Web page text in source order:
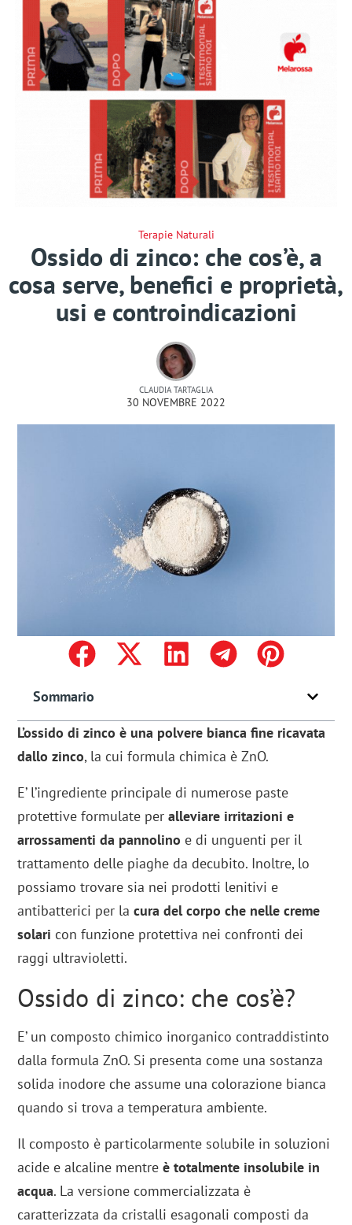
Terapie Naturali
Ossido di zinco: che cos’è, a
cosa serve, benefici e proprietà,
usi e controindicazioni
CLAUDIA TARTAGLIA
30 NOVEMBRE 2022
Sommario
L’ossido di zinco è una polvere bianca fine ricavata
dallo zinco, la cui formula chimica è ZnO.
E’ l’ingrediente principale di numerose paste
protettive formulate per alleviare irritazioni e
arrossamenti da pannolino e di unguenti per il
trattamento delle piaghe da decubito. Inoltre, lo
possiamo trovare sia nei prodotti lenitivi e
antibatterici per lacura del corpo che nelle creme
solari con funzione protettiva nei confronti dei
raggi ultravioletti.
Ossido di zinco: che cos’è?
E’ un composto chimico inorganico contraddistinto
dalla formula ZnO. Si presenta come una sostanza
solida inodore che assume una colorazione bianca
quando si trova a temperatura ambiente.
Il composto è particolarmente solubile in soluzioni
acide e alcaline mentreè totalmente insolubile in
acqua. La versione commercializzata è
caratterizzata da cristalli esagonali composti da